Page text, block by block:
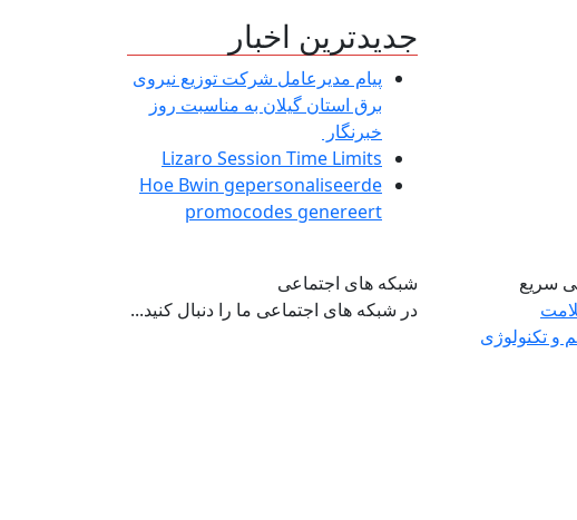
جدیدترین اخبار
پیام مدیرعامل شركت توزیع نیروی
برق استان گیلان به مناسبت روز
خبرنگار ‌
Lizaro Session Time Limits
Hoe Bwin gepersonaliseerde
promocodes genereert
سریع
و تکنولوژی
شبکه های اجتماعی
در شبکه های اجتماعی ما را دنبال کنید...